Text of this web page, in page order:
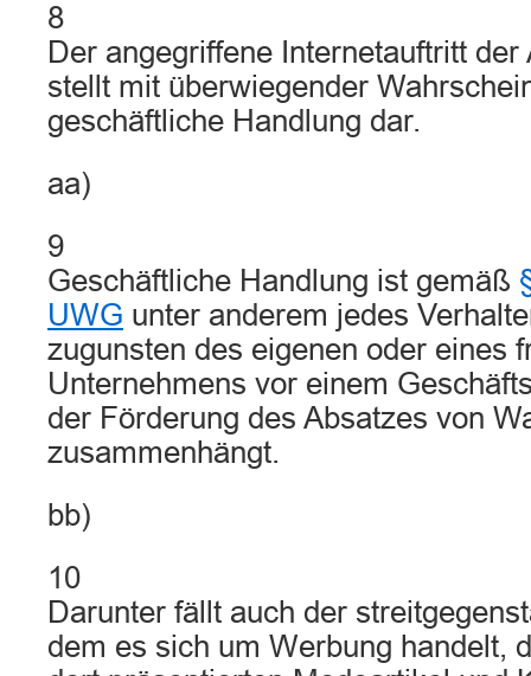
8
Der angegriffene Internetauftritt
stellt mit überwiegender
geschäftliche Handlung dar.
aa)
9
Geschäftliche Handlung ist gemäß
UWG unter anderem jedes
zugunsten des eigenen oder eines
Unternehmens vor einem
der Förderung des Absatzes von
zusammenhängt.
bb)
10
Darunter fällt auch der
dem es sich um Werbung handelt,